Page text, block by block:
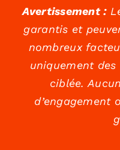
Avertissement :
garantis et
nombreux
uniquement
ciblée.
d’engagement